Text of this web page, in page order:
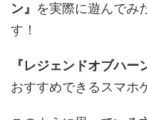
ン』 を実際に遊んでみ
す！
『レジェンドオブハー
おすすめできるスマホ